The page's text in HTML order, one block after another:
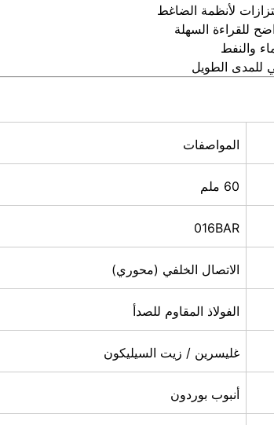
لأنظمة الضاغط
للقراءة السهلة
والنفط
للمدى الطويل
المواصفات
60 ملم
016BAR
الاتصال الخلفي (محوري)
الفولاذ المقاوم للصدأ
غليسرين / زيت السيليكون
أنبوب بوردون